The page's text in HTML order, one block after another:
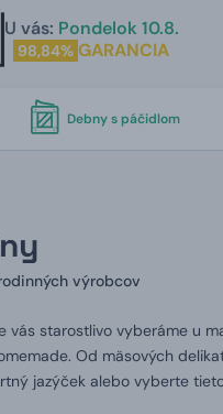
U vás: Pondelok 10.8.
98,84% GARANCIA
Debny s páčidlom
výrobcov
starostlivo vyberáme u
Od mäsových
jazýček alebo vyberte